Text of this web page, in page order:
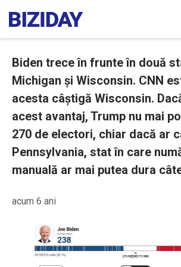
Biden trece în frunte în două
Michigan și Wisconsin. CNN
acesta câștigă Wisconsin.
acest avantaj, Trump nu mai
270 de electori, chiar dacă ar
Pennsylvania, stat în care
manuală ar mai putea dura
acum 6 ani